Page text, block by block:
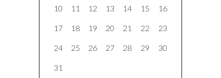
10 11 12 13 14 15 16
17 18 19 20 21 22 23
24 25 26 27 28 29 30
31